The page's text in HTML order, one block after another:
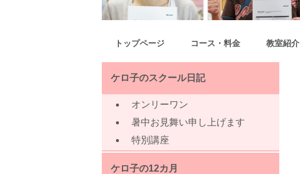
トップページ コース・料金 教室紹介
ケロ子のスクール日記
オンリーワン
暑中お見舞い申し上げます
特別講座
ケロ子の12カ月